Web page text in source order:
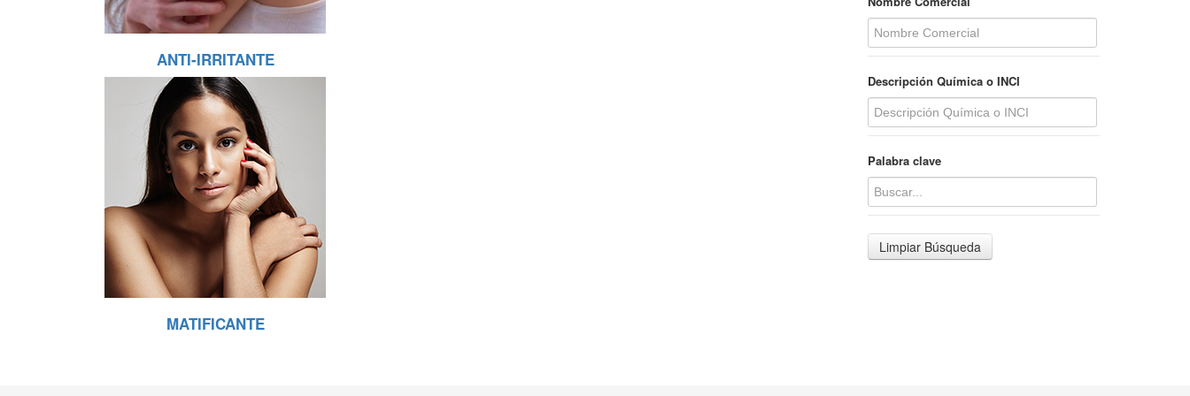
ANTI-IRRITANTE
MATIFICANTE
Descripción Química o INCI
Palabra clave